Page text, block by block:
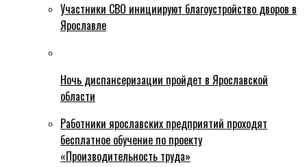
Участники СВО инициируют благоустройство дворов в
Ярославле
Ночь диспансеризации пройдет в Ярославской
области
Работники ярославских предприятий проходят
бесплатное обучение по проекту
«Производительность труда»